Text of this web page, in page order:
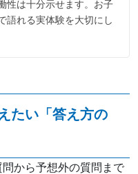
性は十分示せます。お子
語れる実体験を大切にし
たい「答え方の
から予想外の質問まで